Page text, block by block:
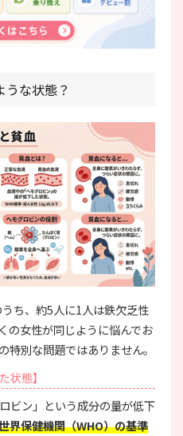
な状態？
ち、約5人に1人は鉄欠乏性
の女性が同じように悩んでお
特別な問題ではありません。
状態】
ビン」という成分の量が低下
界保健機関（WHO）の基準